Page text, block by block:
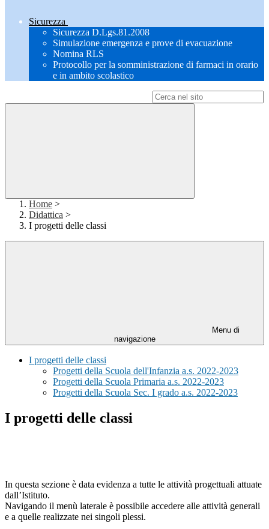
Sicurezza
Sicurezza D.Lgs.81.2008
Simulazione emergenza e prove di evacuazione
Nomina RLS
Protocollo per la somministrazione di farmaci in orario
e in ambito scolastico
Home >
Didattica >
I progetti delle classi
Menu di
navigazione
I progetti delle classi
Progetti della Scuola dell'Infanzia a.s. 2022-2023
Progetti della Scuola Primaria a.s. 2022-2023
Progetti della Scuola Sec. I grado a.s. 2022-2023
I progetti delle classi
In questa sezione è data evidenza a tutte le attività progettuali attuate
dall’Istituto.
Navigando il menù laterale è possibile accedere alle attività generali
e a quelle realizzate nei singoli plessi.